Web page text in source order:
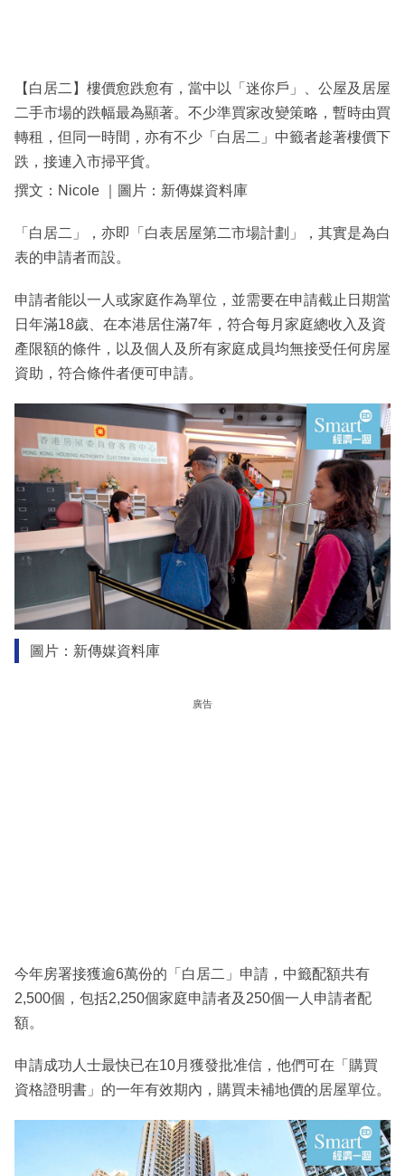
區
【白居二】樓價愈跌愈有，當中以「迷你戶」、公屋及居屋
二手市場的跌幅最為顯著。不少準買家改變策略，暫時由買
轉租，但同一時間，亦有不少「白居二」中籤者趁著樓價下
跌，接連入市掃平貨。
撰文：Nicole ｜圖片：新傳媒資料庫
「白居二」，亦即「白表居屋第二市場計劃」，其實是為白
表的申請者而設。
申請者能以一人或家庭作為單位，並需要在申請截止日期當
日年滿18歲、在本港居住滿7年，符合每月家庭總收入及資
產限額的條件，以及個人及所有家庭成員均無接受任何房屋
資助，符合條件者便可申請。
圖片：新傳媒資料庫
廣告
今年房署接獲逾6萬份的「白居二」申請，中籤配額共有
2,500個，包括2,250個家庭申請者及250個一人申請者配
額。
申請成功人士最快已在10月獲發批准信，他們可在「購買
資格證明書」的一年有效期內，購買未補地價的居屋單位。